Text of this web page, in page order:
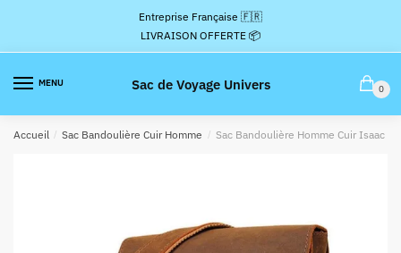
la
navigation
contenu
Entreprise Française 🇫🇷
LIVRAISON OFFERTE 📦
MENU Sac de Voyage Univers 0
Accueil / Sac Bandoulière Cuir Homme / Sac Bandoulière Homme Cuir Isaac